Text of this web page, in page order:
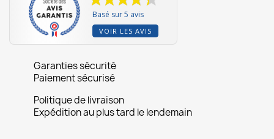
Basé sur 5 avis
VOIR LES AVIS
Garanties sécurité
Paiement sécurisé
Politique de livraison
Expédition au plus tard le lendemain